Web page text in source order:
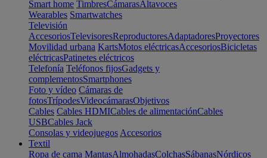
Smart home TimbresCámarasAltavoces
Wearables Smartwatches
Televisión
AccesoriosTelevisoresReproductoresAdaptadoresProyectores
Movilidad urbana KartsMotos eléctricasAccesoriosBicicletas
eléctricasPatinetes eléctricos
Telefonía Teléfonos fijosGadgets y
complementosSmartphones
Foto y vídeo Cámaras de
fotosTrípodesVideocámarasObjetivos
Cables Cables HDMICables de alimentaciónCables
USBCables Jack
Consolas y videojuegos Accesorios
Textil
Ropa de cama MantasAlmohadasColchasSábanasNórdicos